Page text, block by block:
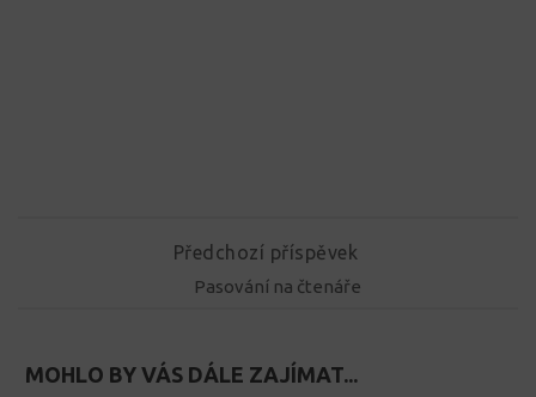
Předchozí příspěvek
Pasování na čtenáře
MOHLO BY VÁS DÁLE ZAJÍMAT...